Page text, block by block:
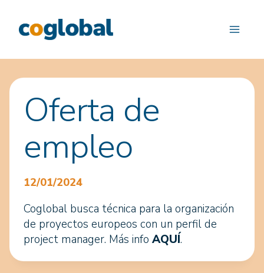
contenido
Oferta de
empleo
12/01/2024
Coglobal busca técnica para la organización
de proyectos europeos con un perfil de
project manager. Más info AQUÍ.